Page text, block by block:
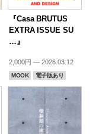
『Casa BRUTUS
EXTRA ISSUE SU
…』
2,000円 — 2026.03.12
MOOK 電子版あり